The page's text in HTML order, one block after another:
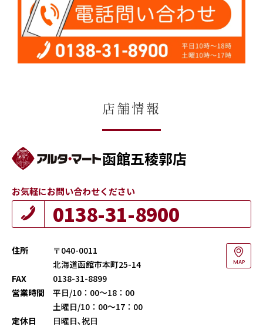
店舗情報
函館五稜郭店
お気軽にお問い合わせください
0138-31-8900
住所
〒040-0011
北海道函館市本町25-14
MAP
FAX
0138-31-8899
営業時間
平日/10：00～18：00
土曜日/10：00～17：00
定休日
日曜日､祝日